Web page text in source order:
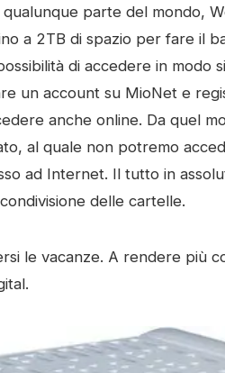
parte del mondo,
a 2TB di spazio per fare il
di accedere in modo
un account su MioNet e
anche online. Da quel
al quale non potremo
ad Internet. Il tutto in
delle cartelle.
le vacanze. A rendere più